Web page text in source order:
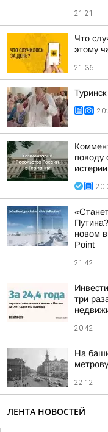
21:21
Что
этому
21:36
поводу
новом
Point
21:42
три
20:42
На
22:12
ЛЕНТА НОВОСТЕЙ